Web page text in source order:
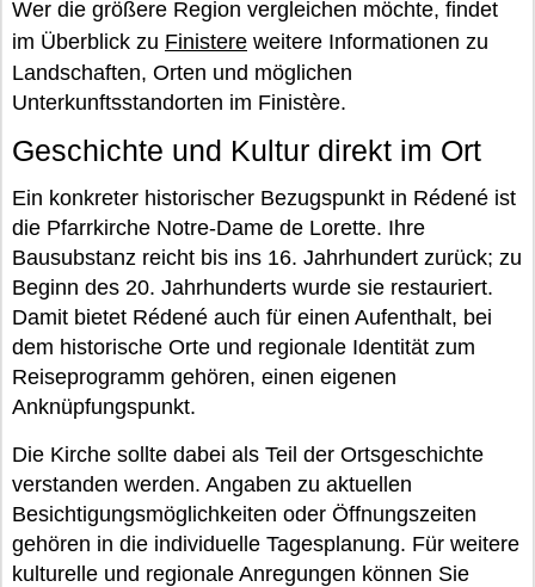
Wer die größere Region vergleichen möchte, findet
im Überblick zu Finistere weitere Informationen zu
Landschaften, Orten und möglichen
Unterkunftsstandorten im Finistère.
Geschichte und Kultur direkt im Ort
Ein konkreter historischer Bezugspunkt in Rédené ist
die Pfarrkirche Notre-Dame de Lorette. Ihre
Bausubstanz reicht bis ins 16. Jahrhundert zurück; zu
Beginn des 20. Jahrhunderts wurde sie restauriert.
Damit bietet Rédené auch für einen Aufenthalt, bei
dem historische Orte und regionale Identität zum
Reiseprogramm gehören, einen eigenen
Anknüpfungspunkt.
Die Kirche sollte dabei als Teil der Ortsgeschichte
verstanden werden. Angaben zu aktuellen
Besichtigungsmöglichkeiten oder Öffnungszeiten
gehören in die individuelle Tagesplanung. Für weitere
kulturelle und regionale Anregungen können Sie